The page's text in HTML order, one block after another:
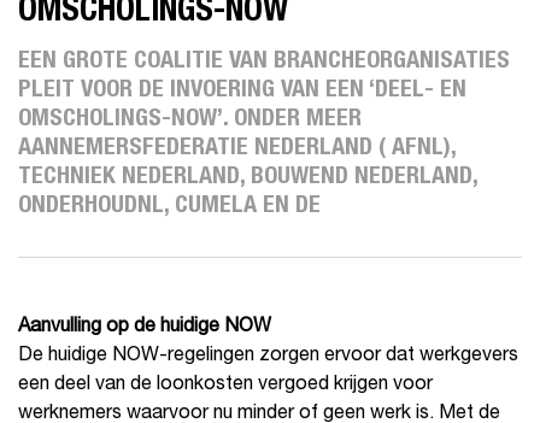
OMSCHOLINGS-NOW
EEN GROTE COALITIE VAN BRANCHEORGANISATIES
PLEIT VOOR DE INVOERING VAN EEN ‘DEEL- EN
OMSCHOLINGS-NOW’. ONDER MEER
AANNEMERSFEDERATIE NEDERLAND ( AFNL),
TECHNIEK NEDERLAND, BOUWEND NEDERLAND,
ONDERHOUDNL, CUMELA EN DE
Aanvulling op de huidige NOW
De huidige NOW-regelingen zorgen ervoor dat werkgevers
een deel van de loonkosten vergoed krijgen voor
werknemers waarvoor nu minder of geen werk is. Met de